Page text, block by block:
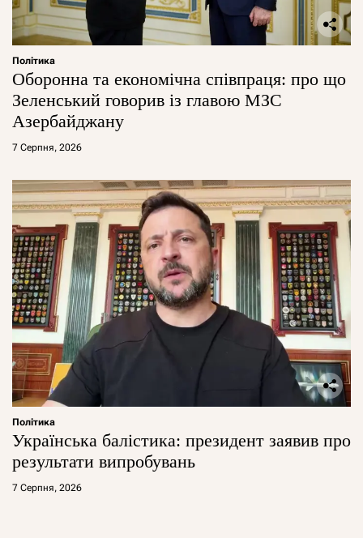
Політика
Оборонна та економічна співпраця: про що
Зеленський говорив із главою МЗС
Азербайджану
7 Серпня, 2026
Політика
Українська балістика: президент заявив про
результати випробувань
7 Серпня, 2026